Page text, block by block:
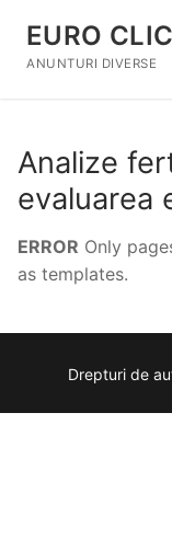
conținut
EURO
ANUNTURI DIVERSE
Analize
evaluarea
ERROR Only
as templates.
Drepturi de